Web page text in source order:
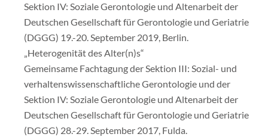
Sektion IV: Soziale Gerontologie und Altenarbeit der
Deutschen Gesellschaft für Gerontologie und Geriatrie
(DGGG) 19.-20. September 2019, Berlin.
„Heterogenität des Alter(n)s“
Gemeinsame Fachtagung der Sektion III: Sozial- und
verhaltenswissenschaftliche Gerontologie und der
Sektion IV: Soziale Gerontologie und Altenarbeit der
Deutschen Gesellschaft für Gerontologie und Geriatrie
(DGGG) 28.-29. September 2017, Fulda.